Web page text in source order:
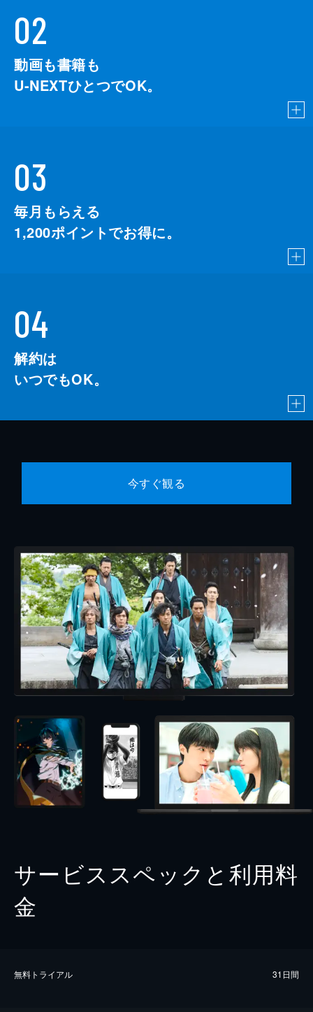
02
動画も書籍も
U-NEXTひとつでOK。
03
毎月もらえる
1,200ポイントでお得に。
04
解約は
いつでもOK。
今すぐ観る
サービススペックと利用料
金
無料トライアル 31日間